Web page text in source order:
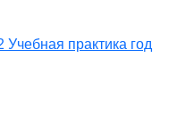
практика год